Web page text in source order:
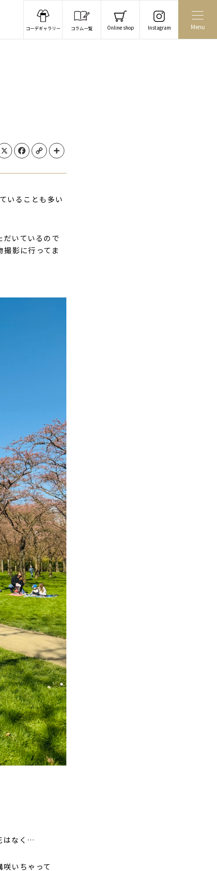
コーデギャラリー コラム一覧 Online shop Instagram Menu
X Facebook Copy Link Share
いることも多い
いているので
影に行ってま
はなく…
いちゃって